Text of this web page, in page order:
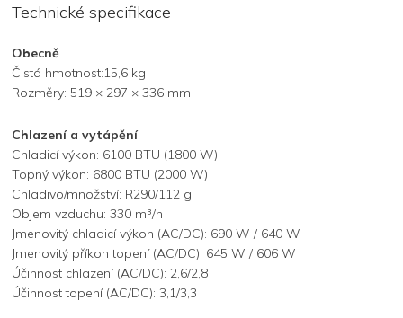
Technické specifikace
Obecně
Čistá hmotnost:15,6 kg
Rozměry: 519 × 297 × 336 mm
Chlazení a vytápění
Chladicí výkon: 6100 BTU (1800 W)
Topný výkon: 6800 BTU (2000 W)
Chladivo/množství: R290/112 g
Objem vzduchu: 330 m³/h
Jmenovitý chladicí výkon (AC/DC): 690 W / 640 W
Jmenovitý příkon topení (AC/DC): 645 W / 606 W
Účinnost chlazení (AC/DC): 2,6/2,8
Účinnost topení (AC/DC): 3,1/3,3